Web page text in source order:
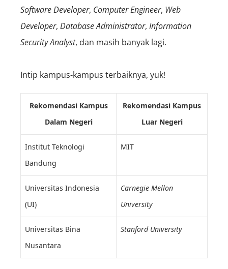
SoftwareDeveloper, Computer Engineer, Web
Developer, DatabaseAdministrator, Information
Security Analyst, dan masih banyak lagi.
Intip kampus-kampus terbaiknya, yuk!
Rekomendasi Kampus
Dalam Negeri
Rekomendasi Kampus
Luar Negeri
Institut Teknologi
Bandung
MIT
Universitas Indonesia
(UI)
Carnegie Mellon
University
Universitas Bina
Nusantara
Stanford University